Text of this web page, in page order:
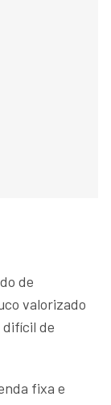
de
valorizado
difícil de
fixa e